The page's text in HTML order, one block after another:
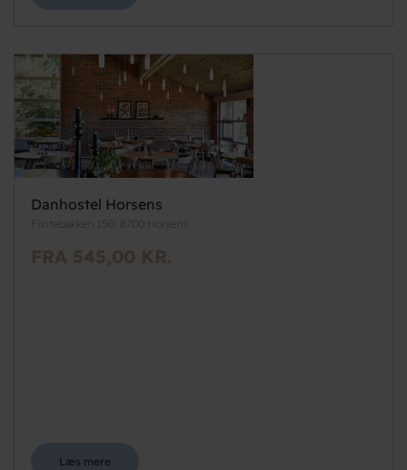
Danhostel Horsens
Flintebakken 150, 8700 Horsens
FRA 545,00 KR.
Læs mere